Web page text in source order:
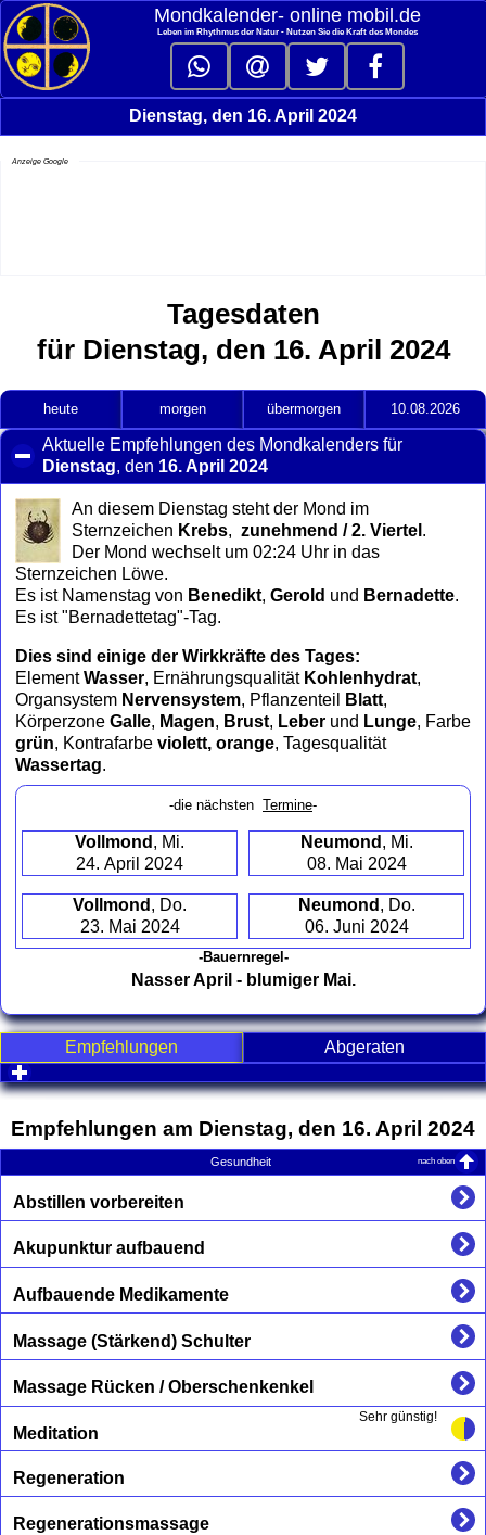
Mondkalender‑ online mobil.de
Leben im Rhythmus der Natur - Nutzen Sie die Kraft des Mondes
Dienstag, den 16. April 2024
Anzeige Google
Tagesdaten
für Dienstag, den 16. April 2024
heute morgen übermorgen 10.08.2026
Aktuelle Empfehlungen des Mondkalenders für
Dienstag, den 16. April 2024
to
collapse
contents
An diesem Dienstag steht der Mond im
Sternzeichen Krebs, zunehmend / 2. Viertel .
Der Mond wechselt um 02:24 Uhr in das
Sternzeichen Löwe.
Es ist Namenstag von Benedikt, Gerold und Bernadette.
Es ist "Bernadettetag"-Tag.
Dies sind einige der Wirkkräfte des Tages:
ElementWasser, Ernährungsqualität Kohlenhydrat,
Organsystem Nervensystem, Pflanzenteil Blatt,
Körperzone Galle, Magen, Brust, Leber und Lunge, Farbe
grün, Kontrafarbe violett, orange, Tagesqualität
Wassertag.
-die nächsten Termine-
Vollmond , Mi.
24. April 2024
Neumond , Mi.
08. Mai 2024
Vollmond , Do.
23. Mai 2024
Neumond , Do.
06. Juni 2024
-Bauernregel-
Nasser April - blumiger Mai.
Empfehlungen
Abgeraten
click to expand contents
Empfehlungen am Dienstag, den 16. April 2024
Gesundheit nach oben
Abstillen vorbereiten
Akupunktur aufbauend
Aufbauende Medikamente
Massage (Stärkend) Schulter
Massage Rücken / Oberschenkenkel
Sehr günstig!
Meditation
Regeneration
Regenerationsmassage